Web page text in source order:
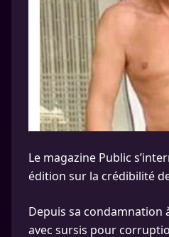
Le magazine Public
édition sur la crédibilité
Depuis sa condamnation
avec sursis pour